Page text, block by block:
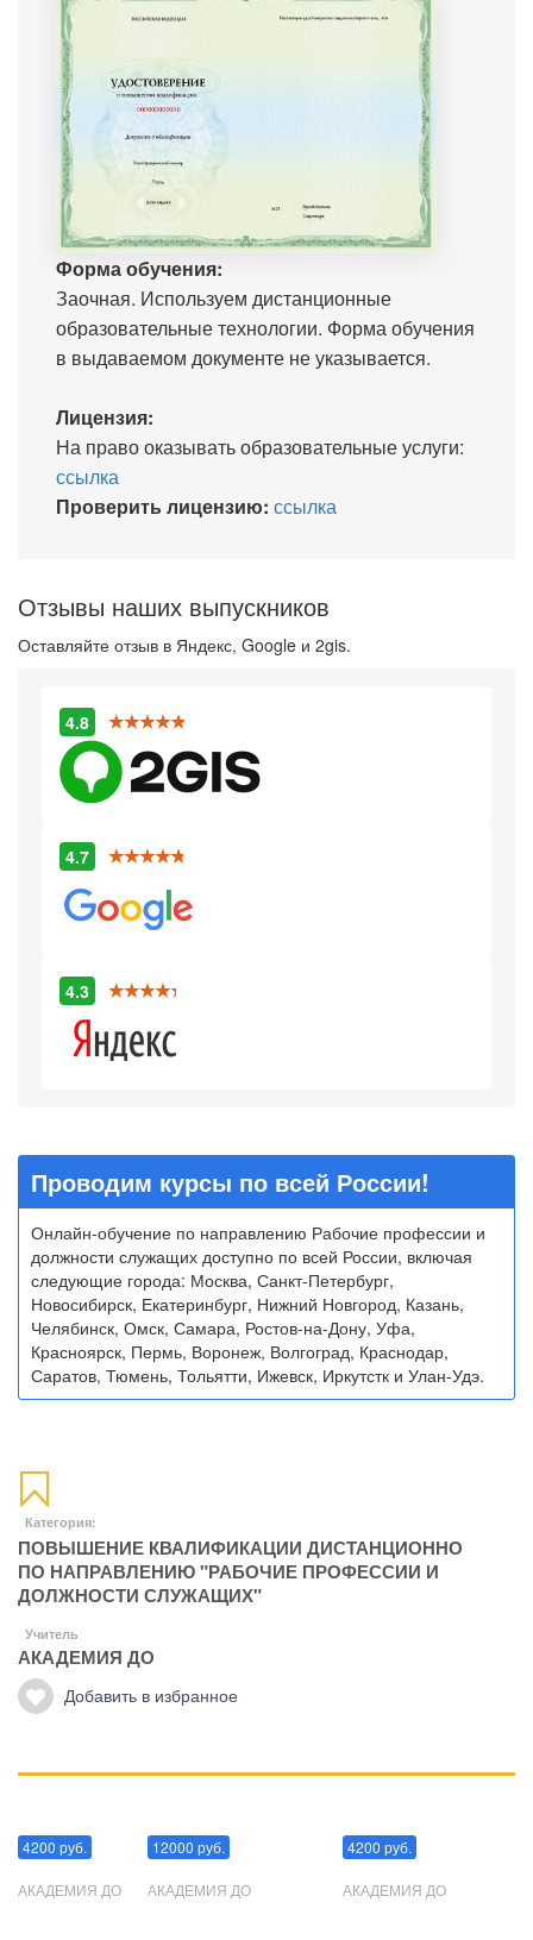
Форма обучения:
Заочная. Используем дистанционные
образовательные технологии. Форма обучения
в выдаваемом документе не указывается.
Лицензия:
На право оказывать образовательные услуги:
ссылка
Проверить лицензию: ссылка
Отзывы наших выпускников
Оставляйте отзыв в Яндекс, Google и 2gis.
4.8
4.7
4.3
Проводим курсы по всей России!
Онлайн-обучение по направлению Рабочие профессии и
должности служащих доступно по всей России, включая
следующие города: Москва, Санкт-Петербург,
Новосибирск, Екатеринбург, Нижний Новгород, Казань,
Челябинск, Омск, Самара, Ростов-на-Дону, Уфа,
Красноярск, Пермь, Воронеж, Волгоград, Краснодар,
Саратов, Тюмень, Тольятти, Ижевск, Иркутстк и Улан-Удэ.
Категория:
ПОВЫШЕНИЕ КВАЛИФИКАЦИИ ДИСТАНЦИОННО
ПО НАПРАВЛЕНИЮ "РАБОЧИЕ ПРОФЕССИИ И
ДОЛЖНОСТИ СЛУЖАЩИХ"
Учитель
АКАДЕМИЯ ДО
Добавить в избранное
4200 руб.
АКАДЕМИЯ ДО
12000 руб.
АКАДЕМИЯ ДО
4200 руб.
АКАДЕМИЯ ДО